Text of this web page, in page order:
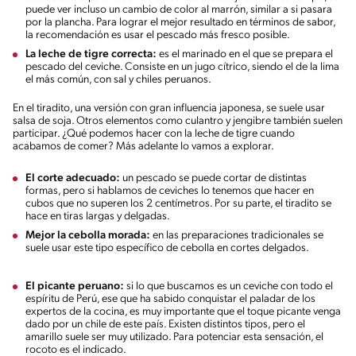
puede ver incluso un cambio de color al marrón, similar a si pasara
por la plancha. Para lograr el mejor resultado en términos de sabor,
la recomendación es usar el pescado más fresco posible.
La leche de tigre correcta: es el marinado en el que se prepara el
pescado del ceviche. Consiste en un jugo cítrico, siendo el de la lima
el más común, con sal y chiles peruanos.
En el tiradito, una versión con gran influencia japonesa, se suele usar
salsa de soja. Otros elementos como culantro y jengibre también suelen
participar. ¿Qué podemos hacer con la leche de tigre cuando
acabamos de comer? Más adelante lo vamos a explorar.
El corte adecuado: un pescado se puede cortar de distintas
formas, pero si hablamos de ceviches lo tenemos que hacer en
cubos que no superen los 2 centímetros. Por su parte, el tiradito se
hace en tiras largas y delgadas.
Mejor la cebolla morada: en las preparaciones tradicionales se
suele usar este tipo específico de cebolla en cortes delgados.
El picante peruano: si lo que buscamos es un ceviche con todo el
espíritu de Perú, ese que ha sabido conquistar el paladar de los
expertos de la cocina, es muy importante que el toque picante venga
dado por un chile de este país. Existen distintos tipos, pero el
amarillo suele ser muy utilizado. Para potenciar esta sensación, el
rocoto es el indicado.